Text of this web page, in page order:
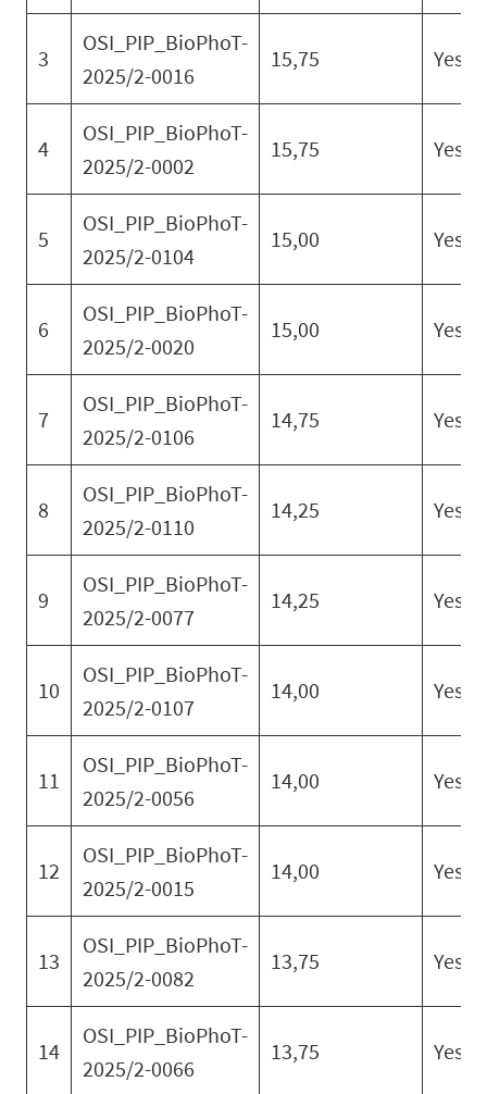
3
OSI_PIP_BioPhoT-
2025/2-0016
15,75 Yes
4
OSI_PIP_BioPhoT-
2025/2-0002
15,75 Yes
5
OSI_PIP_BioPhoT-
2025/2-0104
15,00 Yes
6
OSI_PIP_BioPhoT-
2025/2-0020
15,00 Yes
7
OSI_PIP_BioPhoT-
2025/2-0106
14,75 Yes
8
OSI_PIP_BioPhoT-
2025/2-0110
14,25 Yes
9
OSI_PIP_BioPhoT-
2025/2-0077
14,25 Yes
10
OSI_PIP_BioPhoT-
2025/2-0107
14,00 Yes
11
OSI_PIP_BioPhoT-
2025/2-0056
14,00 Yes
12
OSI_PIP_BioPhoT-
2025/2-0015
14,00 Yes
13
OSI_PIP_BioPhoT-
2025/2-0082
13,75 Yes
14
OSI_PIP_BioPhoT-
2025/2-0066
13,75 Yes